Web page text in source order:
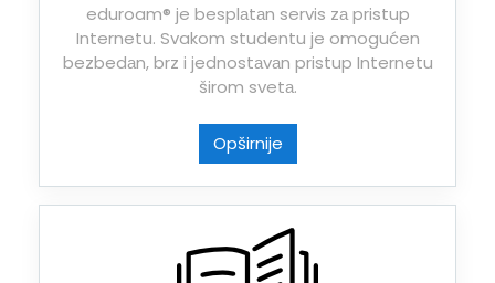
eduroam® je besplаtаn servis zа pristup
Internetu. Svakom studentu je omogućen
bezbedаn, brz i jednostаvаn pristup Internetu
širom svetа.
Opširnije